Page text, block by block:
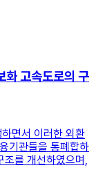
고속도로의 구
면서 이러한 외환
기관들을 통폐합하
를 개선하였으며,